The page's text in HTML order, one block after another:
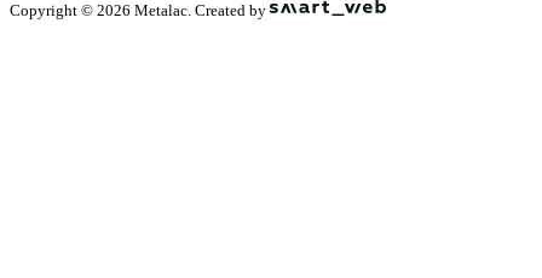
Copyright © 2026 Metalac. Created by